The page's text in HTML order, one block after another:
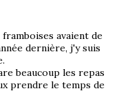
avaient de
dernière, j'y suis
beaucoup les repas
prendre le temps de